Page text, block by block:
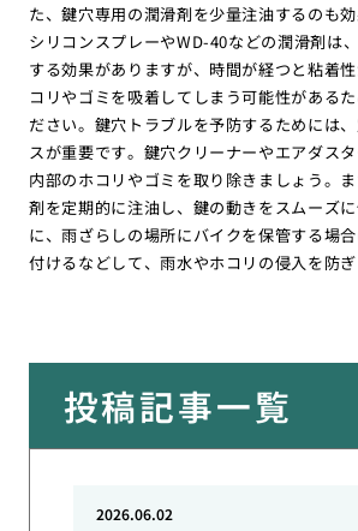
た、鍵穴専用の潤滑剤を少量注油するのも効
シリコンスプレーやWD-40などの潤滑剤は
する効果がありますが、時間が経つと粘着
コリやゴミを吸着してしまう可能性がある
ださい。鍵穴トラブルを予防するためには
スが重要です。鍵穴クリーナーやエアダス
内部のホコリやゴミを取り除きましょう。
剤を定期的に注油し、鍵の動きをスムーズ
に、雨ざらしの場所にバイクを保管する場
付けるなどして、雨水やホコリの侵入を防ぎ
投稿記事一覧
2026.06.02